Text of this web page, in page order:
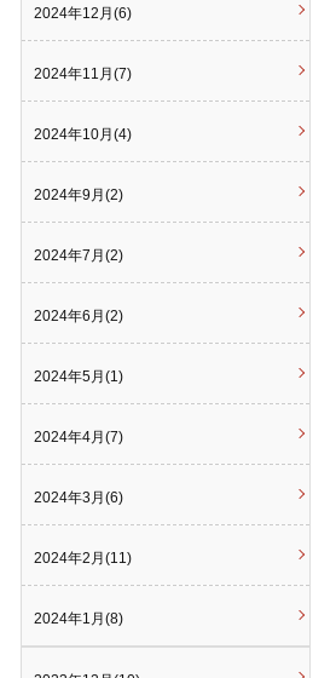
2024年12月(6)
2024年11月(7)
2024年10月(4)
2024年9月(2)
2024年7月(2)
2024年6月(2)
2024年5月(1)
2024年4月(7)
2024年3月(6)
2024年2月(11)
2024年1月(8)